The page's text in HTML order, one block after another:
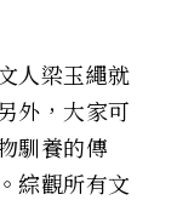
人梁玉繩就
外，大家可
馴養的傳
綜觀所有文